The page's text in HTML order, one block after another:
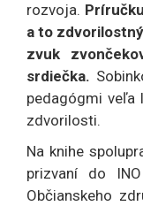
rozvoja.
a to
zvuk
srdiečka.
pedagógmi veľa
zdvorilosti.
Na knihe
prizvaní do
Občianskeho